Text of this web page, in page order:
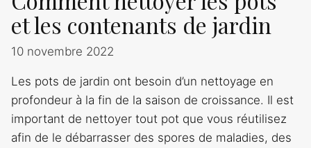
et les contenants de jardin
10 novembre 2022
Les pots de jardin ont besoin d’un nettoyage en
profondeur à la fin de la saison de croissance. Il est
important de nettoyer tout pot que vous réutilisez
afin de le débarrasser des spores de maladies, des